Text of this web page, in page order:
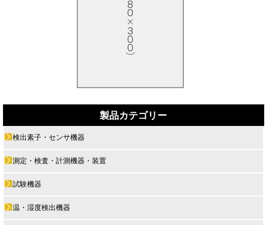
製品カテゴリー
検出素子・センサ機器
測定・検査・計測機器・装置
試験機器
温・湿度検出機器